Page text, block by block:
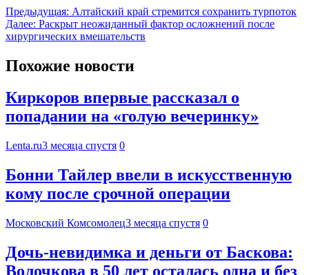
Предыдущая: Алтайский край стремится сохранить турпоток
Далее: Раскрыт неожиданный фактор осложнений после
хирургических вмешательств
Похожие новости
Киркоров впервые рассказал о
попадании на «голую вечеринку»
Lenta.ru3 месяца спустя 0
Бонни Тайлер ввели в искусственную
кому после срочной операции
Московский Комсомолец3 месяца спустя 0
Дочь-невидимка и деньги от Баскова:
Волочкова в 50 лет осталась одна и без